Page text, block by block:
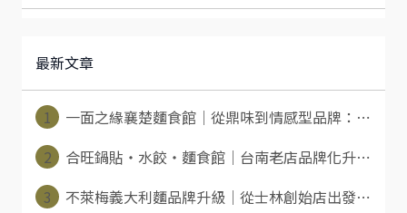
最新文章
1
一面之緣襄楚麵食館｜從鼎味到情感型品牌：⋯
2
合旺鍋貼・水餃・麵食館｜台南老店品牌化升⋯
3
不萊梅義大利麵品牌升級｜從士林創始店出發⋯